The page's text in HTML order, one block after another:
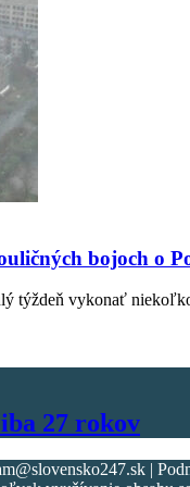
bojoch o
týždeň vykonať
27 rokov
|